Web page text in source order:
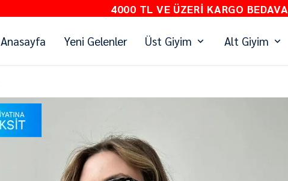
4000 TL VE ÜZERI KARGO BEDAVA
Anasayfa Yeni Gelenler Üst Giyim Alt Giyim